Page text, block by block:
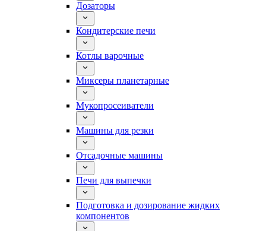
Дозаторы
Кондитерские печи
Котлы варочные
Миксеры планетарные
Мукопросеиватели
Машины для резки
Отсадочные машины
Печи для выпечки
Подготовка и дозирование жидких
компонентов